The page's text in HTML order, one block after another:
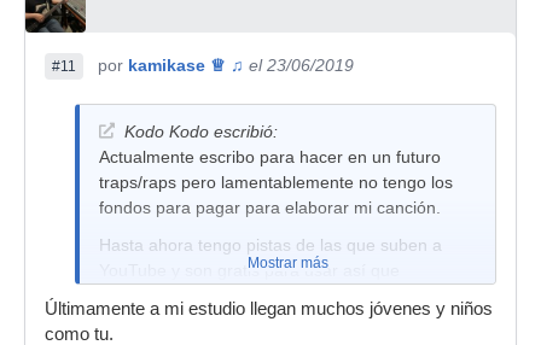
#11 por kamikase ♕ ♫ el 23/06/2019
Kodo Kodo escribió:
Actualmente escribo para hacer en un futuro
traps/raps pero lamentablemente no tengo los
fondos para pagar para elaborar mi canción.
Hasta ahora tengo pistas de las que suben a
YouTube y son gratis para usar así que
Mostrar más
Últimamente a mi estudio llegan muchos jóvenes y niños
como tu.